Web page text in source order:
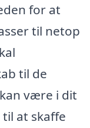
for at
til netop
til de
være i dit
at skaffe